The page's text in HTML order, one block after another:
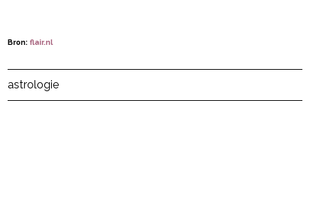
Bron:flair.nl
Post Views: 486
astrologie